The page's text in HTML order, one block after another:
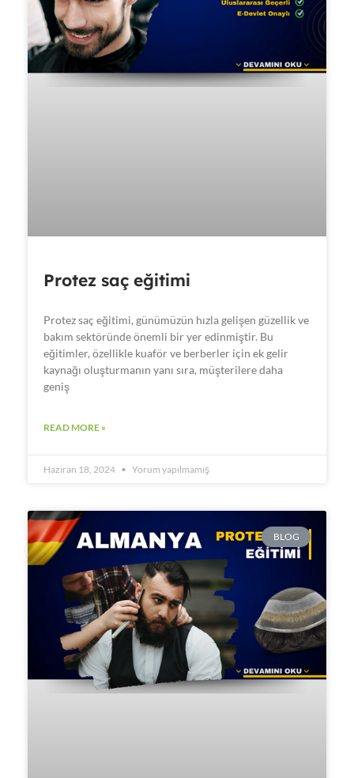
Protez saç eğitimi
Protez saç eğitimi, günümüzün hızla gelişen güzellik ve
bakım sektöründe önemli bir yer edinmiştir. Bu
eğitimler, özellikle kuaför ve berberler için ek gelir
kaynağı oluşturmanın yanı sıra, müşterilere daha
geniş
READ MORE »
Haziran 18, 2024 Yorum yapılmamış
BLOG